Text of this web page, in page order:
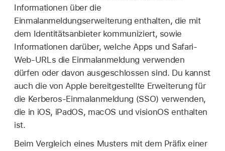
Informationen über die
Einmalanmeldungserweiterung enthalten, die mit
dem Identitätsanbieter kommuniziert, sowie
Informationen darüber, welche Apps und Safari-
Web-URLs die Einmalanmeldung verwenden
dürfen oder davon ausgeschlossen sind. Du kannst
auch die von Apple bereitgestellte Erweiterung für
die Kerberos-Einmalanmeldung (SSO) verwenden,
die in iOS, iPadOS, macOS und visionOS enthalten
ist.
Beim Vergleich eines Musters mit dem Präfix einer